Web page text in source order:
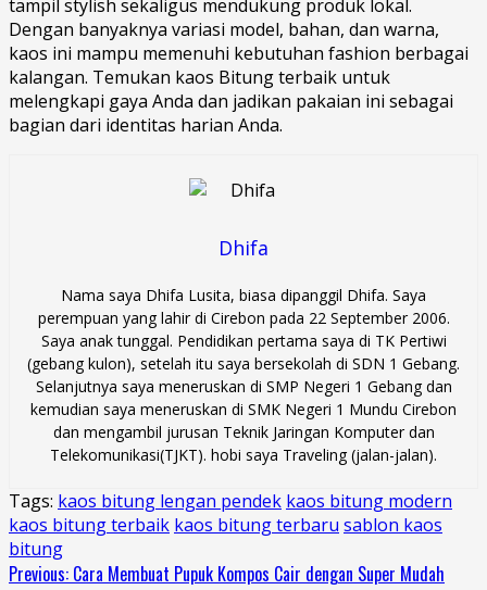
tampil stylish sekaligus mendukung produk lokal.
Dengan banyaknya variasi model, bahan, dan warna,
kaos ini mampu memenuhi kebutuhan fashion berbagai
kalangan. Temukan kaos Bitung terbaik untuk
melengkapi gaya Anda dan jadikan pakaian ini sebagai
bagian dari identitas harian Anda.
Dhifa
Nama saya Dhifa Lusita, biasa dipanggil Dhifa. Saya
perempuan yang lahir di Cirebon pada 22 September 2006.
Saya anak tunggal. Pendidikan pertama saya di TK Pertiwi
(gebang kulon), setelah itu saya bersekolah di SDN 1 Gebang.
Selanjutnya saya meneruskan di SMP Negeri 1 Gebang dan
kemudian saya meneruskan di SMK Negeri 1 Mundu Cirebon
dan mengambil jurusan Teknik Jaringan Komputer dan
Telekomunikasi(TJKT). hobi saya Traveling (jalan-jalan).
Tags: kaos bitung lengan pendek kaos bitung modern
kaos bitung terbaik kaos bitung terbaru sablon kaos
bitung
Continue
Previous: Cara Membuat Pupuk Kompos Cair dengan Super Mudah